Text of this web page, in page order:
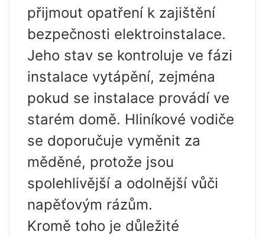
přijmout opatření k zajištění
bezpečnosti elektroinstalace.
Jeho stav se kontroluje ve fázi
instalace vytápění, zejména
pokud se instalace provádí ve
starém domě. Hliníkové vodiče
se doporučuje vyměnit za
měděné, protože jsou
spolehlivější a odolnější vůči
napěťovým rázům.
Kromě toho je důležité